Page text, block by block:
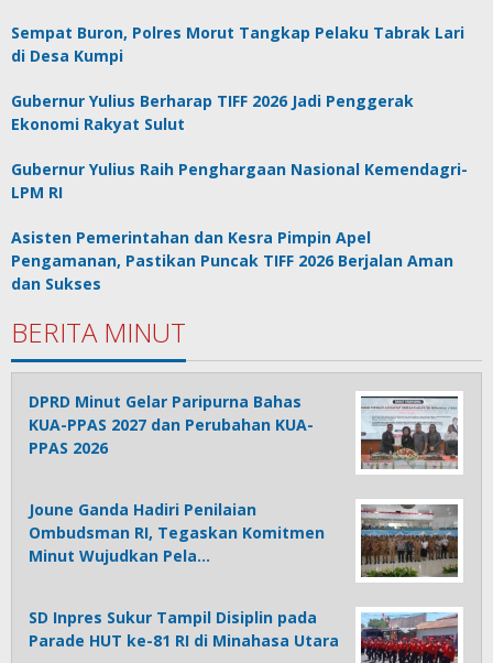
Sempat Buron, Polres Morut Tangkap Pelaku Tabrak Lari
di Desa Kumpi
Gubernur Yulius Berharap TIFF 2026 Jadi Penggerak
Ekonomi Rakyat Sulut
Gubernur Yulius Raih Penghargaan Nasional Kemendagri-
LPM RI
Asisten Pemerintahan dan Kesra Pimpin Apel
Pengamanan, Pastikan Puncak TIFF 2026 Berjalan Aman
dan Sukses
BERITA MINUT
DPRD Minut Gelar Paripurna Bahas
KUA-PPAS 2027 dan Perubahan KUA-
PPAS 2026
Joune Ganda Hadiri Penilaian
Ombudsman RI, Tegaskan Komitmen
Minut Wujudkan Pela…
SD Inpres Sukur Tampil Disiplin pada
Parade HUT ke-81 RI di Minahasa Utara